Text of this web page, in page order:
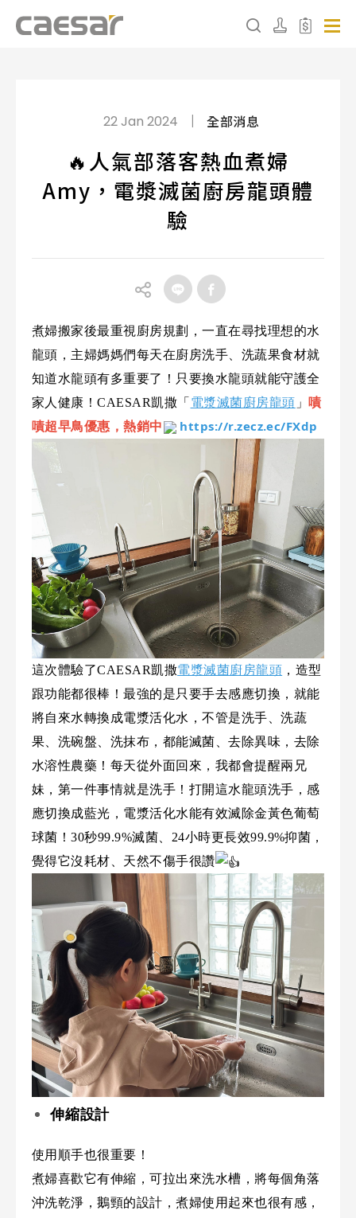
請選擇產品
已下架商品
產品型號查詢
已下架商品
22 Jan 2024 | 全部消息
🔥人氣部落客熱血煮婦
Amy，電漿滅菌廚房龍頭體
驗
煮婦搬家後最重視廚房規劃，一直在尋找理想的水
龍頭，主婦媽媽們每天在廚房洗手、洗蔬果食材就
知道水龍頭有多重要了！只要換水龍頭就能守護全
家人健康！CAESAR凱撒「 電漿滅菌廚房龍頭 」
嘖
嘖超早鳥優惠，熱銷中
https://r.zecz.ec/FXdp
這次體驗了CAESAR凱撒電漿滅菌廚房龍頭 ，造型
跟功能都很棒！最強的是只要手去感應切換，就能
將自來水轉換成電漿活化水，不管是洗手、洗蔬
果、洗碗盤、洗抹布，都能滅菌、去除異味，去除
水溶性農藥！每天從外面回來，我都會提醒兩兄
妹，第一件事情就是洗手！打開這水龍頭洗手，感
應切換成藍光，電漿活化水能有效滅除金黃色葡萄
球菌！30秒99.9%滅菌、24小時更長效99.9%抑菌，
覺得它沒耗材、天然不傷手很讚
伸縮設計
使用順手也很重要！
煮婦喜歡它有伸縮，可拉出來洗水槽，將每個角落
沖洗乾淨，鵝頸的設計，煮婦使用起來也很有感，